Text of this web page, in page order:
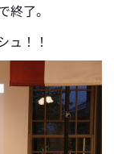
了。
ュ！！